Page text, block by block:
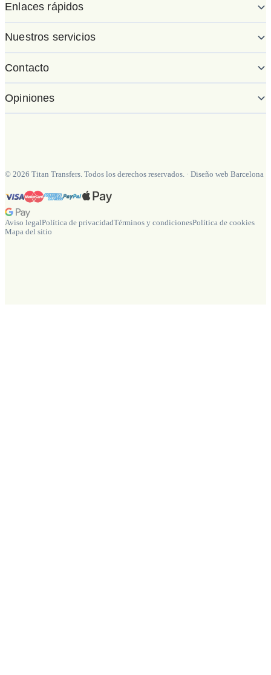
Enlaces rápidos
Nuestros servicios
Contacto
Opiniones
© 2026 Titan Transfers. Todos los derechos reservados. · Diseño web Barcelona
Aviso legalPolítica de privacidadTérminos y condicionesPolítica de cookies
Mapa del sitio